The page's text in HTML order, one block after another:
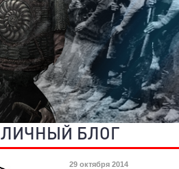
ЛИЧНЫЙ БЛОГ
29 октября 2014